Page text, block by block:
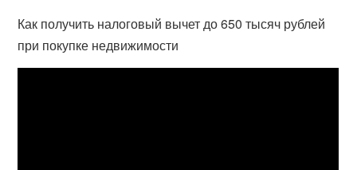
Как получить налоговый вычет до 650 тысяч рублей
при покупке недвижимости